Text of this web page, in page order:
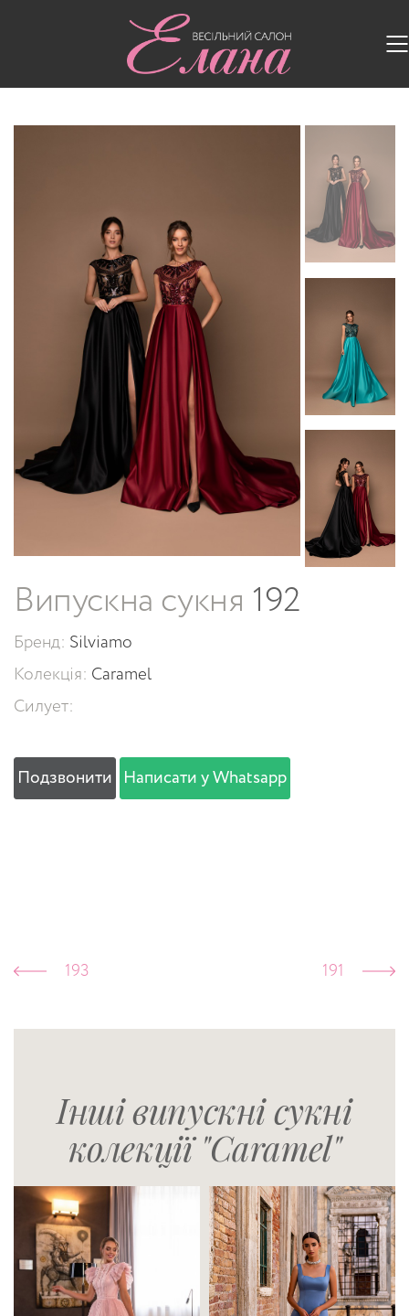
Випускні сукні
Випускна сукня 192
Бренд: Silviamo
Колекція: Caramel
Силует:
Подзвонити Написати у Whatsapp
193 191
Інші випускні сукні
колекції "Caramel"